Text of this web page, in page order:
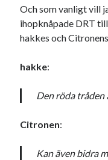
31
« nov
Kategorier
Och som vanligt vill
ihopknåpade DRT
hakkes och
hakke:
Den röda tråden
Citronen:
Kan även bidra